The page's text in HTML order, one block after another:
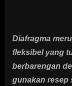
Diafragma
fleksibel yang
berbarengan
gunakan resep